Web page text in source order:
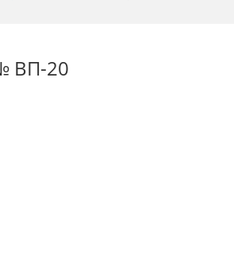
ВП-20